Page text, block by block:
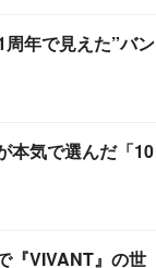
年で見えた”バン
本気で選んだ「10
『VIVANT』の世